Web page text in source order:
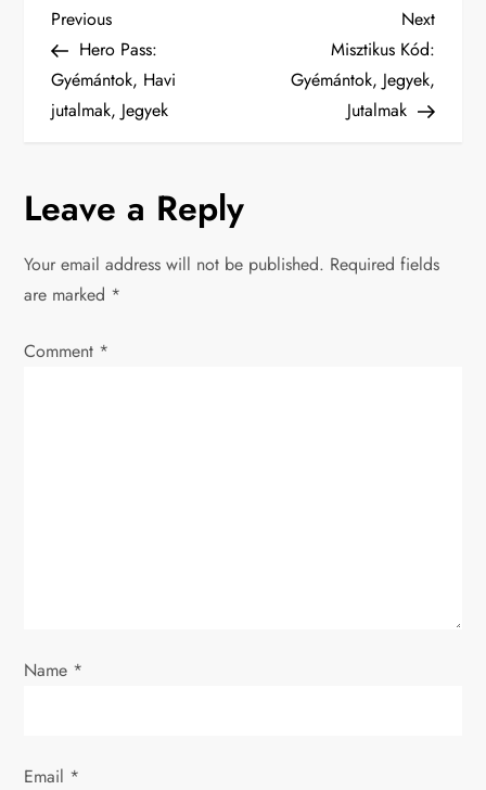
P
o
s
n
a
v
n
Previous
Post
Previous
Hero Pass:
Gyémántok, Havi
jutalmak, Jegyek
Next
Post
Next
Misztikus Kód:
Gyémántok, Jegyek,
Jutalmak
Leave a Reply
Your email address will not be published. Required fields
are marked *
Comment *
Name *
Email *